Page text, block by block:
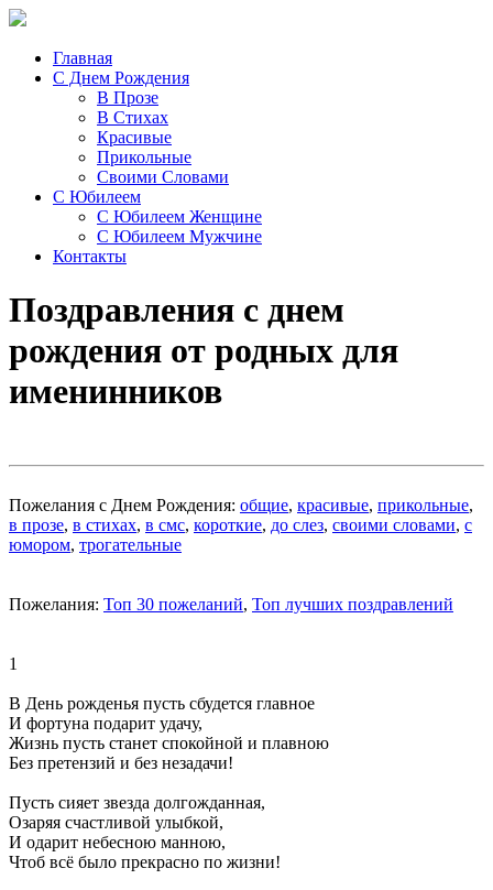
Главная
С Днем Рождения
В Прозе
В Стихах
Красивые
Прикольные
Своими Словами
С Юбилеем
С Юбилеем Женщине
С Юбилеем Мужчине
Контакты
Поздравления с днем
рождения от родных для
именинников
Пожелания с Днем Рождения: общие, красивые, прикольные,
в прозе, в стихах, в смс, короткие, до слез, своими словами, с
юмором, трогательные
Пожелания: Топ 30 пожеланий, Топ лучших поздравлений
1
В День рожденья пусть сбудется главное
И фортуна подарит удачу,
Жизнь пусть станет спокойной и плавною
Без претензий и без незадачи!
Пусть сияет звезда долгожданная,
Озаряя счастливой улыбкой,
И одарит небесною манною,
Чтоб всё было прекрасно по жизни!